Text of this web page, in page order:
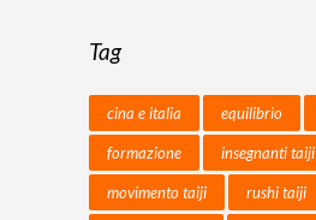
Tag
cina e italia equilibrio
formazione insegnanti taiji
movimento taiji rushi taiji